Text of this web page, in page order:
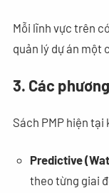
Mỗi lĩnh vực trên
quản lý dự án một
3. Các
Sách PMP hiện
Predictive
theo từng giai